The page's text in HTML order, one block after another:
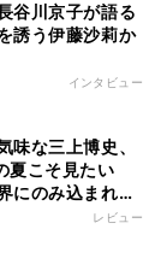
谷川京子が語る
誘う伊藤沙莉か
インタビュー
味な三上博史、
夏こそ見たい
にのみ込まれる
レビュー